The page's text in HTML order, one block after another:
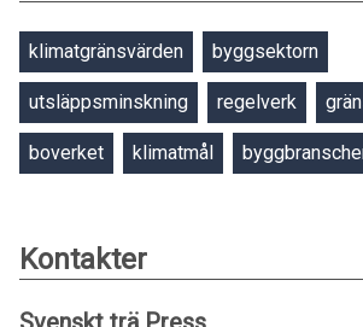
klimatgränsvärden byggsektorn
utsläppsminskning regelverk
boverket klimatmål
Kontakter